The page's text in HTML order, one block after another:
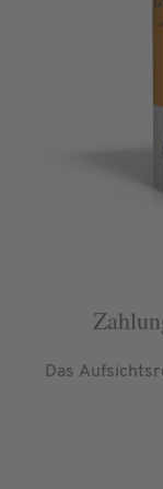
Das